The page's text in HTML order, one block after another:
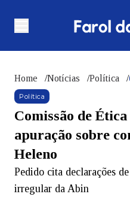
Home /Notícias /Política /
Política
Comissão de
apuração sobre
Heleno
Pedido cita declarações
irregular da Abin